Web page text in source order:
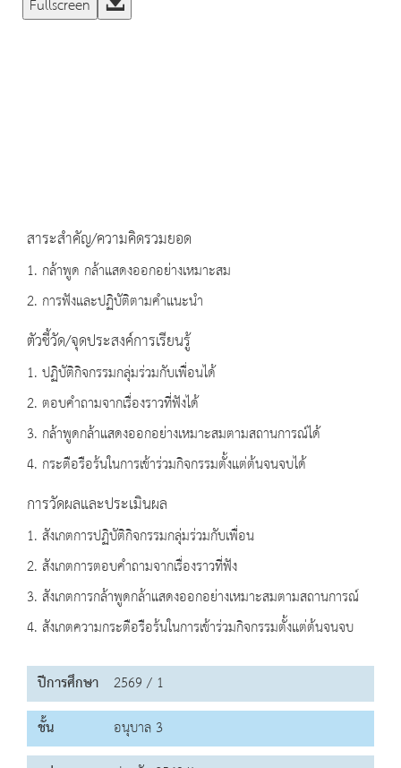
Fullscreen
สาระสำคัญ/ความคิดรวมยอด
1. กล้าพูด กล้าแสดงออกอย่างเหมาะสม
2. การฟังและปฏิบัติตามคำแนะนำ
ตัวชี้วัด/จุดประสงค์การเรียนรู้
1. ปฏิบัติกิจกรรมกลุ่มร่วมกับเพื่อนได้
2. ตอบคำถามจากเรื่องราวที่ฟังได้
3. กล้าพูดกล้าแสดงออกอย่างเหมาะสมตามสถานการณ์ได้
4. กระตือรือร้นในการเข้าร่วมกิจกรรมตั้งแต่ต้นจนจบได้
การวัดผลและประเมินผล
1. สังเกตการปฏิบัติกิจกรรมกลุ่มร่วมกับเพื่อน
2. สังเกตการตอบคำถามจากเรื่องราวที่ฟัง
3. สังเกตการกล้าพูดกล้าแสดงออกอย่างเหมาะสมตามสถานการณ์
4. สังเกตความกระตือรือร้นในการเข้าร่วมกิจกรรมตั้งแต่ต้นจนจบ
ปีการศึกษา 2569 / 1
ชั้น
อนุบาล 3